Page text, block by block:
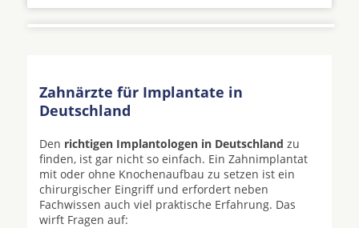
Zahnärzte für Implantate in
Deutschland
Den richtigen Implantologen in Deutschland zu
finden, ist gar nicht so einfach. Ein Zahnimplantat
mit oder ohne Knochenaufbau zu setzen ist ein
chirurgischer Eingriff und erfordert neben
Fachwissen auch viel praktische Erfahrung. Das
wirft Fragen auf: